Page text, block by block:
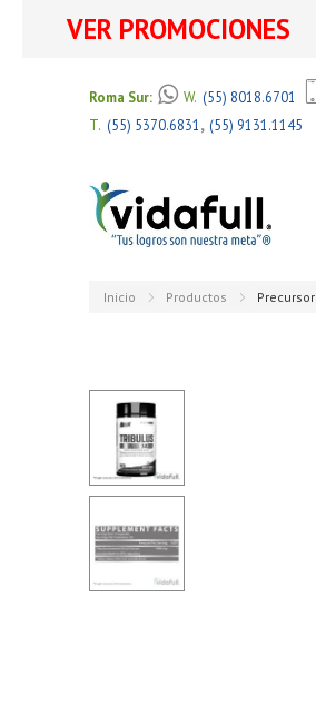
VER PROMOCIONES
Roma Sur: W. (55) 8018.6701
T. (55) 5370.6831 , (55) 9131.1145
Inicio Productos Precursor